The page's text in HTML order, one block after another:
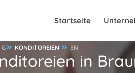
Startseite
KONDITOREIEN EN
in